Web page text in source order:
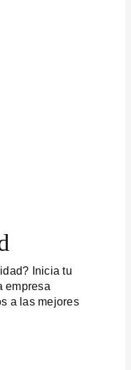
Inicia tu
empresa
a las mejores